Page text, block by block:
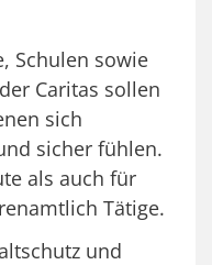
Schulen sowie
Caritas sollen
sich
sicher fühlen.
als auch für
Tätige.
und